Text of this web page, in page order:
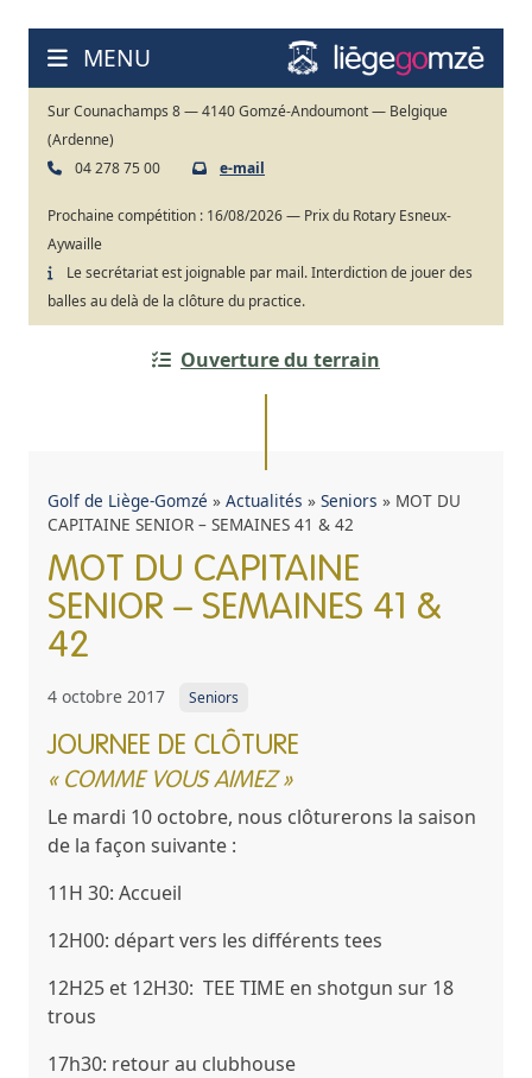
contenu
MENU
Sur Counachamps 8 — 4140 Gomzé-Andoumont — Belgique
(Ardenne)
04 278 75 00
e-mail
Prochaine compétition : 16/08/2026 — Prix du Rotary Esneux-
Aywaille
Le secrétariat est joignable par mail. Interdiction de jouer des
balles au delà de la clôture du practice.
Ouverture du terrain
Golf de Liège-Gomzé » Actualités » Seniors » MOT DU
CAPITAINE SENIOR – SEMAINES 41 & 42
MOT DU CAPITAINE
SENIOR – SEMAINES 41 &
42
4 octobre 2017 Seniors
JOURNEE DE CLÔTURE
« COMME VOUS AIMEZ »
Le mardi 10 octobre, nous clôturerons la saison
de la façon suivante :
11H 30: Accueil
12H00: départ vers les différents tees
12H25 et 12H30: TEE TIME en shotgun sur 18
trous
17h30: retour au clubhouse